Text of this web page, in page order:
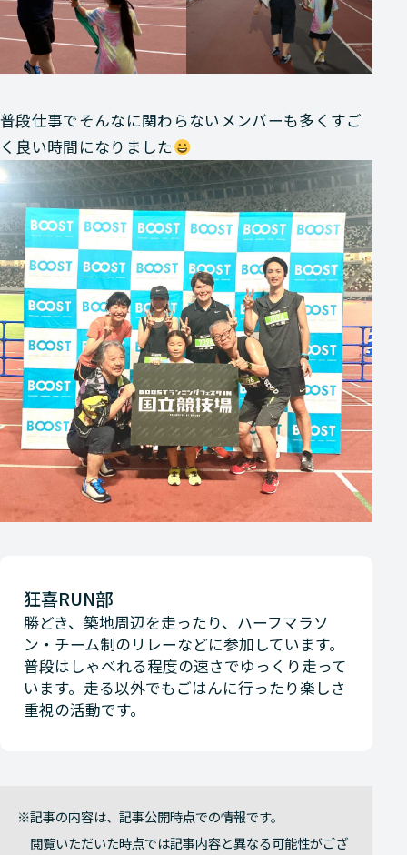
普段仕事でそんなに関わらないメンバーも多くすご
く良い時間になりました
狂喜RUN部
勝どき、築地周辺を走ったり、ハーフマラソ
ン・チーム制のリレーなどに参加しています。
普段はしゃべれる程度の速さでゆっくり走って
います。走る以外でもごはんに行ったり楽しさ
重視の活動です。
記事の内容は、記事公開時点での情報です。
閲覧いただいた時点では記事内容と異なる可能性がござ